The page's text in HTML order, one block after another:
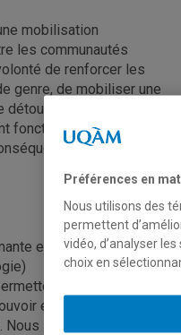
mobilisation
les communautés
de renforcer les
genre, de mobiliser une
l’attention
fonctionne ce backlash
? Quelles
en sexologie) et
d’analyser les
et de célébrer les
les aborderons par
Préférences en
Nous utilisons des
permettent
vidéo, d’analyser
choix en